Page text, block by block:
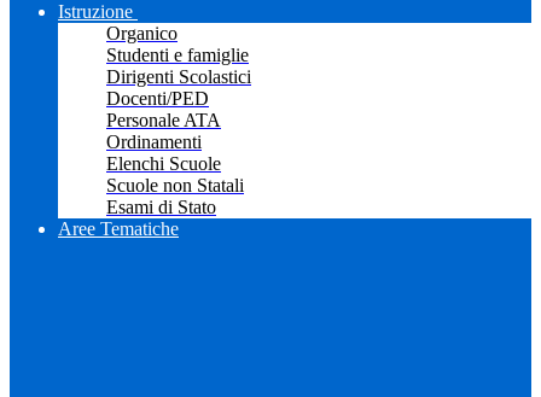
Istruzione
Organico
Studenti e famiglie
Dirigenti Scolastici
Docenti/PED
Personale ATA
Ordinamenti
Elenchi Scuole
Scuole non Statali
Esami di Stato
Aree Tematiche